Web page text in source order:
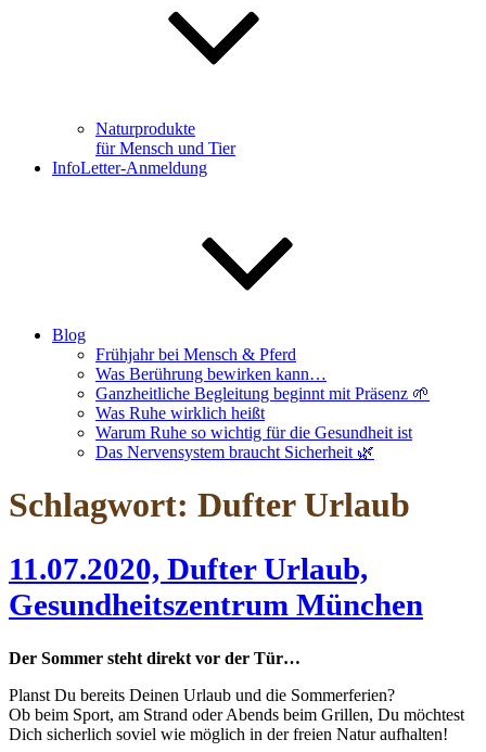
Naturprodukte
für Mensch und Tier
InfoLetter-Anmeldung
Blog
Frühjahr bei Mensch & Pferd
Was Berührung bewirken kann…
Ganzheitliche Begleitung beginnt mit Präsenz 🌱
Was Ruhe wirklich heißt
Warum Ruhe so wichtig für die Gesundheit ist
Das Nervensystem braucht Sicherheit 🌿
Schlagwort: Dufter Urlaub
11.07.2020, Dufter Urlaub,
Gesundheitszentrum München
Der Sommer steht direkt vor der Tür…
Planst Du bereits Deinen Urlaub und die Sommerferien?
Ob beim Sport, am Strand oder Abends beim Grillen, Du möchtest
Dich sicherlich soviel wie möglich in der freien Natur aufhalten!